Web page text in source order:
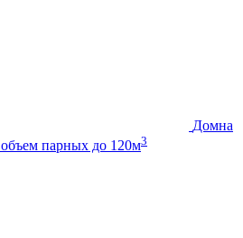
Домна
объем парных до 120м3